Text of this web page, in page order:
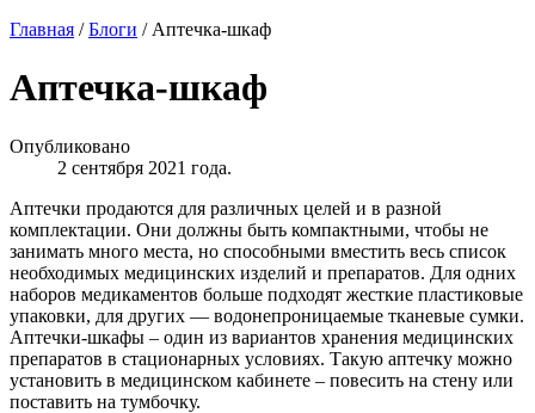
Главная / Блоги / Аптечка-шкаф
Аптечка-шкаф
Опубликовано
2 сентября 2021 года.
Аптечки продаются для различных целей и в разной
комплектации. Они должны быть компактными, чтобы не
занимать много места, но способными вместить весь список
необходимых медицинских изделий и препаратов. Для одних
наборов медикаментов больше подходят жесткие пластиковые
упаковки, для других — водонепроницаемые тканевые сумки.
Аптечки-шкафы – один из вариантов хранения медицинских
препаратов в стационарных условиях. Такую аптечку можно
установить в медицинском кабинете – повесить на стену или
поставить на тумбочку.